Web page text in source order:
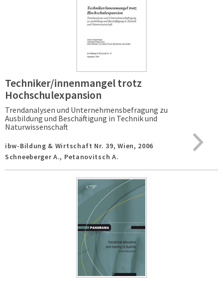
Techniker/innenmangel trotz
Hochschulexpansion
Trendanalysen und Unternehmensbefragung zu
Ausbildung und Beschäftigung in Technik und
Naturwissenschaft
ibw-Bildung & Wirtschaft Nr. 39,Wien, 2006
Schneeberger A., Petanovitsch A.